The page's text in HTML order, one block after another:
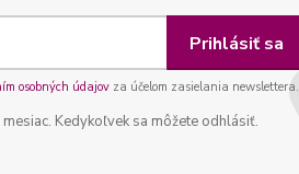
Prihlásiť sa
osobných údajovza účelom zasielania newslettera.
Kedykoľvek sa môžete odhlásiť.